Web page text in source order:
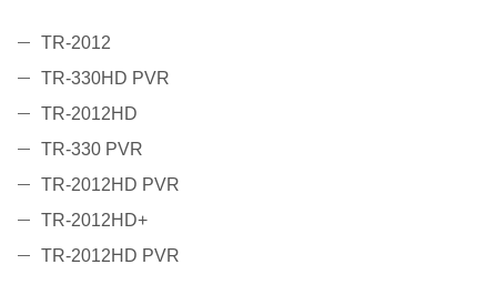
TR-2012
TR-330HD PVR
TR-2012HD
TR-330 PVR
TR-2012HD PVR
TR-2012HD+
TR-2012HD PVR